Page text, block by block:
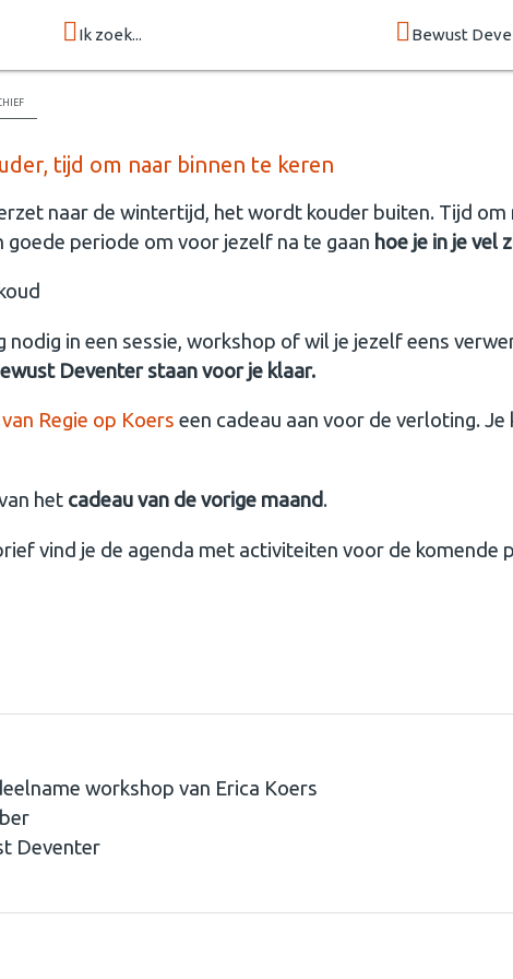
Ik zoek... Bewust
tijd om naar binnen te keren
naar de wintertijd, het wordt kouder buiten. Tijd om
periode om voor jezelf na te gaan hoe je in je vel
nodig in een sessie, workshop of wil je jezelf eens
Deventer staan voor je klaar.
Regie op Koers een cadeau aan voor de verloting. Je
het cadeau van de vorige maand.
vind je de agenda met activiteiten voor de komende
workshop van Erica Koers
Deventer